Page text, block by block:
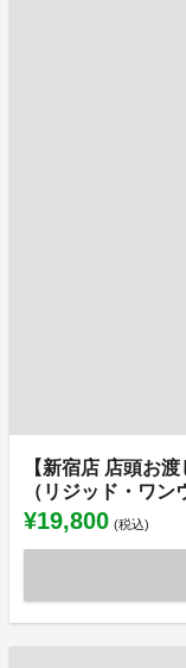
【新宿店 店頭お
（リジッド・ワン
¥19,800 (税込)